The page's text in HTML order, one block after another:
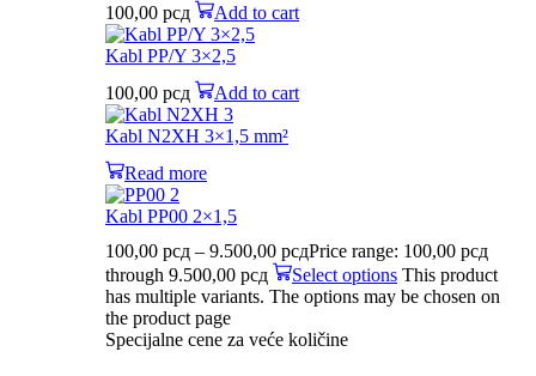
100,00 рсд Add to cart
Kabl PP/Y 3×2,5
100,00 рсд Add to cart
Kabl N2XH 3×1,5 mm²
Read more
Kabl PP00 2×1,5
100,00 рсд – 9.500,00 рсдPrice range: 100,00 рсд
through 9.500,00 рсд
Select options This product
has multiple variants. The options may be chosen on
the product page
Specijalne cene za veće količine